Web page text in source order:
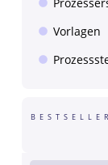
Vorlagen
BESTSELLER